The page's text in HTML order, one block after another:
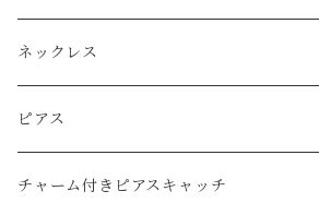
ネックレス
Ｋ14ｇｆ（ゴールドフィルド）
天然石
純銀（925sv・AS935sv）
ピアス
Ｋ14ｇｆ（ゴールドフィルド）
チャーム付きピアスキャッチ